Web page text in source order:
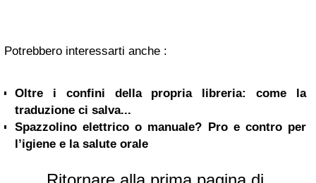
Potrebbero interessarti anche :
Oltre i confini della propria libreria: come la
traduzione ci salva...
Spazzolino elettrico o manuale? Pro e contro per
l’igiene e la salute orale